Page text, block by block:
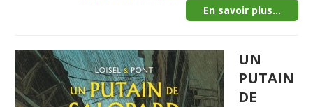
En savoir plus...
UN
PUTAIN
DE